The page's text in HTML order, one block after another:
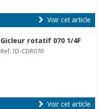
Voir cet article
Gicleur rotatif 070 1/4F
Ref. ID-CDR070
Voir cet article